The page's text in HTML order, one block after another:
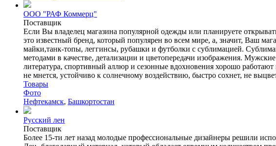
ООО "РАФ Коммерц"
Поставщик
Если Вы владелец магазина популярной одежды или планируете
это известный бренд, который популярен во всем мире, а, значит, Ваш
майки,танк-топы, леггинсы, рубашки и футболки с сублимацией.
методами в качестве, детализации и цветопередачи изображения.
литература, спортивный аллюр и сезонные вдохновения хорошо
не мнется, устойчиво к солнечному воздействию, быстро сохнет, не
Товары
Фото
Нефтекамск, Башкортостан
Русский лен
Поставщик
Более 15-ти лет назад молодые профессиональные дизайнеры решили